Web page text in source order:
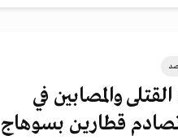
والمصابين في
قطارين بسوهاج